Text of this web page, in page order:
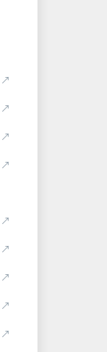
↗
↗
↗
↗
↗
↗
↗
↗
↗